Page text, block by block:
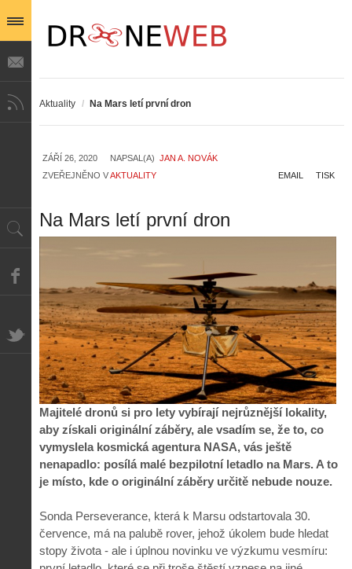
Aktuality / Na Mars letí první dron
ZÁŘÍ 26, 2020 NAPSAL(A) JAN A. NOVÁK
ZVEŘEJNĚNO VAKTUALITY TISK
EMAIL
Na Mars letí první dron
Majitelé dronů si pro lety vybírají nejrůznější lokality,
aby získali originální záběry, ale vsadím se, že to, co
vymyslela kosmická agentura NASA, vás ještě
nenapadlo: posílá malé bezpilotní letadlo na Mars. A to
je místo, kde o originální záběry určitě nebude nouze.
Sonda Perseverance, která k Marsu odstartovala 30.
července, má na palubě rover, jehož úkolem bude hledat
stopy života - ale i úplnou novinku ve výzkumu vesmíru: